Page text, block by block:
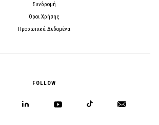
Συνδρομή
Όροι Χρήσης
Προσωπικά Δεδομένα
FOLLOW